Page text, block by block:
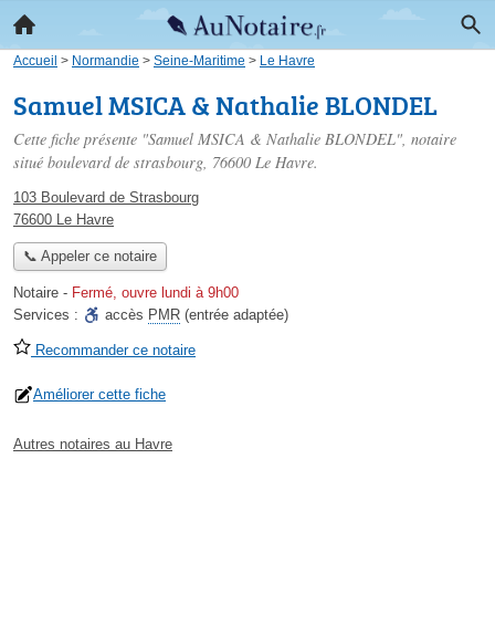
Accueil > Normandie > Seine-Maritime > Le Havre
Samuel MSICA & Nathalie BLONDEL
Cette fiche présente "Samuel MSICA & Nathalie BLONDEL", notaire
situé boulevard de strasbourg, 76600 Le Havre.
103 Boulevard de Strasbourg
76600 Le Havre
📞 Appeler ce notaire
Notaire - Fermé, ouvre lundi à 9h00
Services :
accès PMR (entrée adaptée)
Recommander ce notaire
Améliorer cette fiche
Autres notaires au Havre